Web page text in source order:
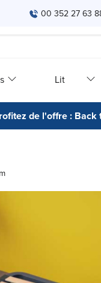
00 352 27 63
Lit
de l'offre : Back